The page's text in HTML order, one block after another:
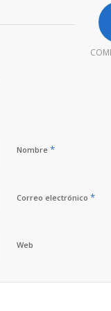
Nombre *
Correo electrónico *
Web